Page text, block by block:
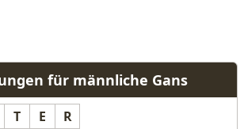
für männliche Gans
T E R